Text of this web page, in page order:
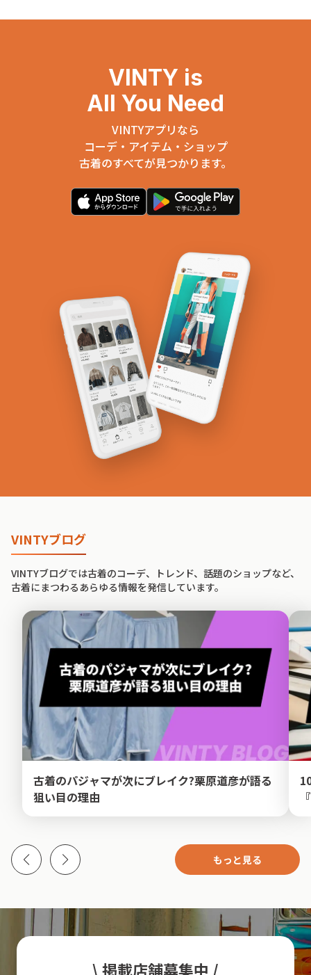
VINTY is
All You Need
VINTYアプリなら
コーデ・アイテム・ショップ
古着のすべてが見つかります。
VINTYブログ
VINTYブログでは古着のコーデ、トレンド、話題のショップなど、
古着にまつわるあらゆる情報を発信しています。
古着のパジャマが次にブレイク?栗原道彦が語る
狙い目の理由
もっと見る
\ 掲載店舗募集中 /